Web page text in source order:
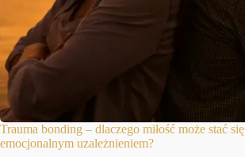
Trauma bonding – dlaczego miłość może stać się
emocjonalnym uzależnieniem?